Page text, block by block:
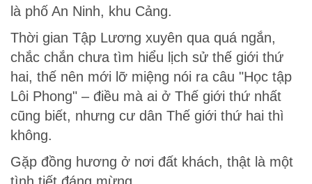
là phố An Ninh, khu Cảng.
Thời gian Tập Lương xuyên qua quá ngắn,
chắc chắn chưa tìm hiểu lịch sử thế giới thứ
hai, thế nên mới lỡ miệng nói ra câu "Học tập
Lôi Phong" – điều mà ai ở Thế giới thứ nhất
cũng biết, nhưng cư dân Thế giới thứ hai thì
không.
Gặp đồng hương ở nơi đất khách, thật là một